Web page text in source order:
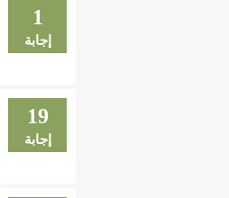
1
إجابة
19
إجابة